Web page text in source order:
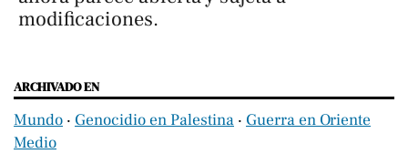
modificaciones.
ARCHIVADO EN
Mundo ‧ Genocidio en Palestina ‧ Guerra en Oriente
Medio